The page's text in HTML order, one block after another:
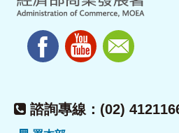
諮詢專線：(02)